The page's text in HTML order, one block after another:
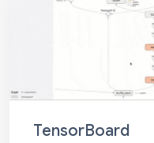
TensorBoard